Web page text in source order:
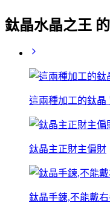
鈦晶水晶之王
這兩種加工的鈦晶
鈦晶主正財主偏財
鈦晶手鍊,不能戴右